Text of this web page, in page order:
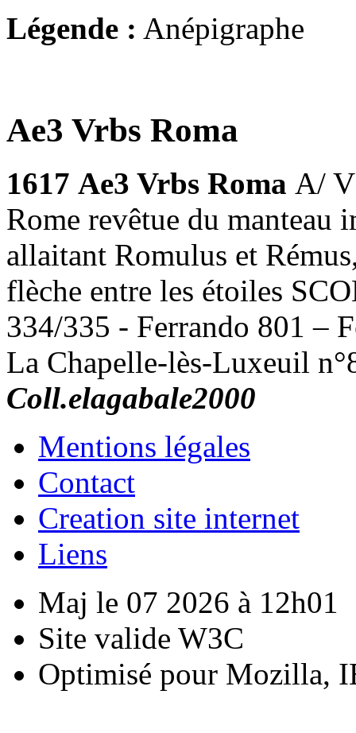
Légende : Anépigraphe
Ae3 Vrbs Roma
1617 Ae3 Vrbs Roma A/
Rome revêtue du manteau
allaitant Romulus et
flèche entre les étoiles
334/335 - Ferrando 801 –
La Chapelle-lès-Luxeuil
Coll.elagabale2000
Mentions légales
Contact
Creation site internet
Liens
Maj le 07 2026 à 12h01
Site valide W3C
Optimisé pour Mozilla,